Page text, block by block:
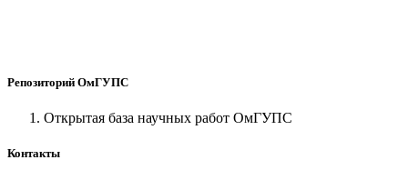
Репозиторий ОмГУПС
Открытая база научных работ ОмГУПС
Контакты